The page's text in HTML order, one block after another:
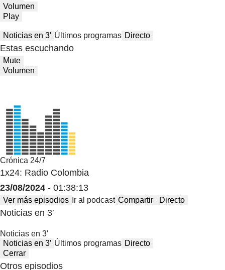
Volumen
Play
Noticias en 3′ Últimos programas Directo
Estas escuchando
Mute
Volumen
Crónica 24/7
1x24: Radio Colombia
23/08/2024 - 01:38:13
Ver más episodios Ir al podcast Compartir Directo
Noticias en 3′
Noticias en 3′
Noticias en 3′ Últimos programas Directo
Cerrar
Otros episodios